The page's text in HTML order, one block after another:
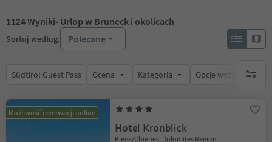
1124Wyniki- Urlop w Bruneck i okolicach
Sortuj według: Polecane
Südtirol Guest Pass Ocena Kategoria Opcje wyżywieniabrak
Możliwość rezerwacji online
Hotel Kronblick
Kiens/Chienes, Dolomites Region